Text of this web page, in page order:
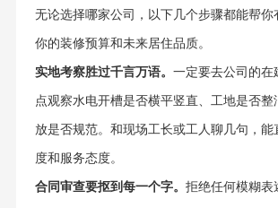
无论选择哪家公司，以下几个步骤都能帮你
你的装修预算和未来居住品质。
实地考察胜过千言万语。 一定要去公司的在
点观察水电开槽是否横平竖直、工地是否整
放是否规范。和现场工长或工人聊几句，能
度和服务态度。
合同审查要抠到每一个字。 拒绝任何模糊表